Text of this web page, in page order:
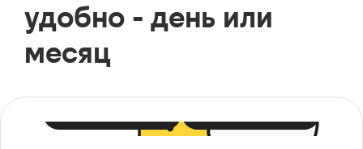
удобно - день или
месяц